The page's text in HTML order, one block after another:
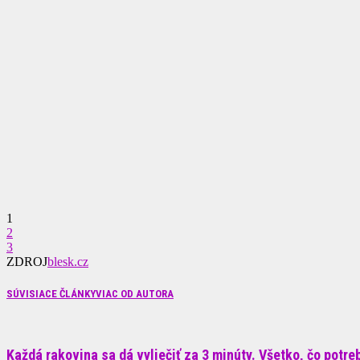
1
2
3
ZDROJblesk.cz
SÚVISIACE ČLÁNKYVIAC OD AUTORA
Každá rakovina sa dá vyliečiť za 3 minúty. Všetko, čo